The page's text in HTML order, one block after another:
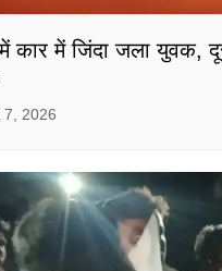
में जिंदा जला युवक,
7, 2026